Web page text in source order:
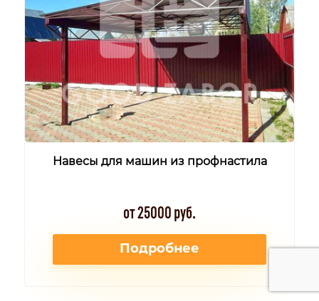
Навесы для машин из профнастила
от 25000 руб.
Подробнее